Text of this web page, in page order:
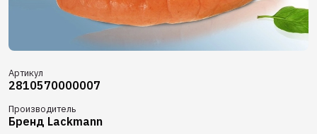
Артикул
2810570000007
Производитель
Бренд Lackmann